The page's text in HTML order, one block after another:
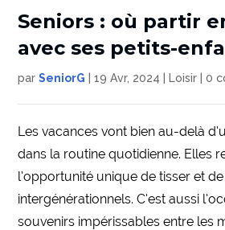
Seniors : où partir
avec ses petits-
parSeniorG |19 Avr, 2024 |Loisir |0
Les vacances vont bien au-delà
dans la routine quotidienne. Elles
l’opportunité unique de tisser et
intergénérationnels. C’est aussi
souvenirs impérissables entre les